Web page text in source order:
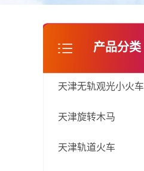
产品分类
天津无轨观光小火车
天津旋转木马
天津轨道火车